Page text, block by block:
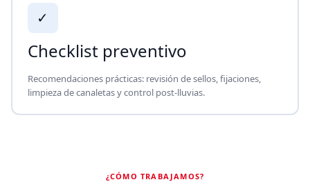
✓
Checklist preventivo
Recomendaciones prácticas: revisión de sellos, fijaciones,
limpieza de canaletas y control post-lluvias.
¿CÓMO TRABAJAMOS?